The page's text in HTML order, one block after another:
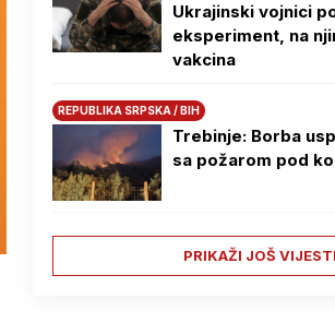
Ukrajinski vojnici
eksperiment, na
vakcina
REPUBLIKA SRPSKA / BIH
Trebinje: Borba
sa požarom pod
PRIKAŽI JOŠ VIJESTI